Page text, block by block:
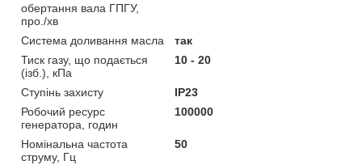
обертання вала ГПГУ,
про./хв
Система доливання масла
так
Тиск газу, що подається
(ізб.), кПа
10 - 20
Ступінь захисту
IP23
Робочий ресурс
генератора, годин
100000
Номінальна частота
струму, Гц
50